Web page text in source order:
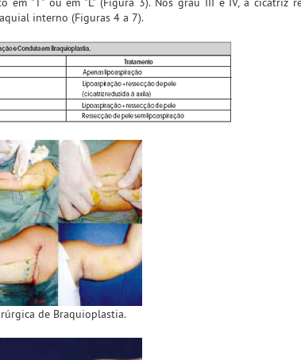
interno (Figuras 4 a 7).
de Braquioplastia.